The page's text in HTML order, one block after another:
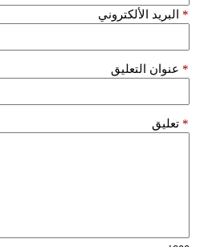
البريد الألكتروني *
عنوان التعليق *
تعليق *